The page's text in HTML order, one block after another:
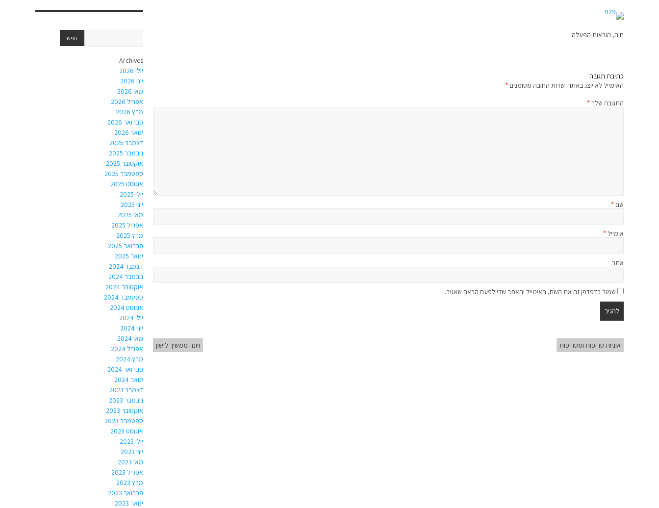
חוה, הוראות הפעלה
כתיבת תגובה
האימייל לא יוצג באתר. שדות החובה מסומנים*
התגובה שלך*
שם*
אימייל *
אתר
שמור בדפדפן זה את השם, האימייל והאתר שלי לפעם הבאה שאגיב.
אוניות טרופות ומטריפות ויונה ממשיך לישון
Archives
יולי 2026
יוני 2026
מאי 2026
אפריל 2026
מרץ 2026
פברואר 2026
ינואר 2026
דצמבר 2025
נובמבר 2025
אוקטובר 2025
ספטמבר 2025
אוגוסט 2025
יולי 2025
יוני 2025
מאי 2025
אפריל 2025
מרץ 2025
פברואר 2025
ינואר 2025
דצמבר 2024
נובמבר 2024
אוקטובר 2024
ספטמבר 2024
אוגוסט 2024
יולי 2024
יוני 2024
מאי 2024
אפריל 2024
מרץ 2024
פברואר 2024
ינואר 2024
דצמבר 2023
נובמבר 2023
אוקטובר 2023
ספטמבר 2023
אוגוסט 2023
יולי 2023
יוני 2023
מאי 2023
אפריל 2023
מרץ 2023
פברואר 2023
ינואר 2023